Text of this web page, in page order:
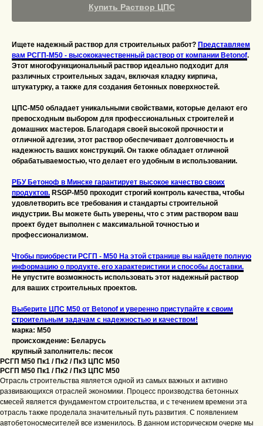
Купить Раствор ЦПС
Ищете надежный раствор для строительных работ? Представляем
вам РСГП-M50 - высококачественный раствор от компании Betonof.
Этот многофункциональный раствор идеально подходит для
различных строительных задач, включая кладку кирпича,
штукатурку, а также для создания бетонных поверхностей.
ЦПС-M50 обладает уникальными свойствами, которые делают его
превосходным выбором для профессиональных строителей и
домашних мастеров. Благодаря своей высокой прочности и
отличной адгезии, этот раствор обеспечивает долговечность и
надежность ваших конструкций. Он также обладает отличной
обрабатываемостью, что делает его удобным в использовании.
РБУ Бетоноф в Минске гарантирует высокое качество своих
продуктов. RSGP-M50 проходит строгий контроль качества, чтобы
удовлетворить все требования и стандарты строительной
индустрии. Вы можете быть уверены, что с этим раствором ваш
проект будет выполнен с максимальной точностью и
профессионализмом.
Чтобы приобрести РСГП - M50 На этой странице вы найдете полную
информацию о продукте, его характеристики и способы доставки.
Не упустите возможность использовать этот надежный раствор
для ваших строительных проектов.
Выберите ЦПС M50 от Betonof и уверенно приступайте к своим
строительным задачам с надежностью и качеством!
марка: М50
происхождение: Беларусь
крупный заполнитель: песок
РСГП М50 Пк1 / Пк2 / Пк3 ЦПС М50
РСГП М50 Пк1 / Пк2 / Пк3 ЦПС М50
Отрасль строительства является одной из самых важных и активно
развивающихся отраслей экономики. Процесс производства бетонных
смесей является фундаментом строительства, и с течением времени эта
отрасль также проделала значительный путь развития. С появлением
автобетоносмесителей все изменилось. В данном историческом очерке мы